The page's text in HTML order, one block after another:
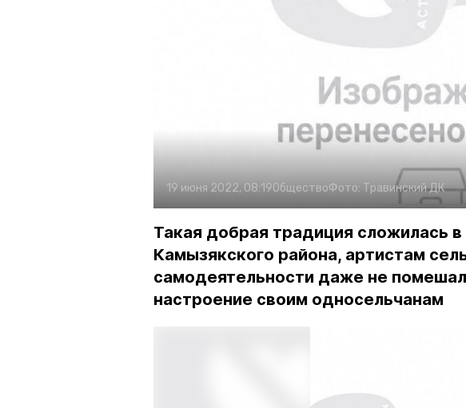
19 июня 2022, 08:19ОбществоФото: Травинский ДК
Такая добрая традиция сложилась
Камызякского района, артистам
самодеятельности даже не
настроение своим односельчанам